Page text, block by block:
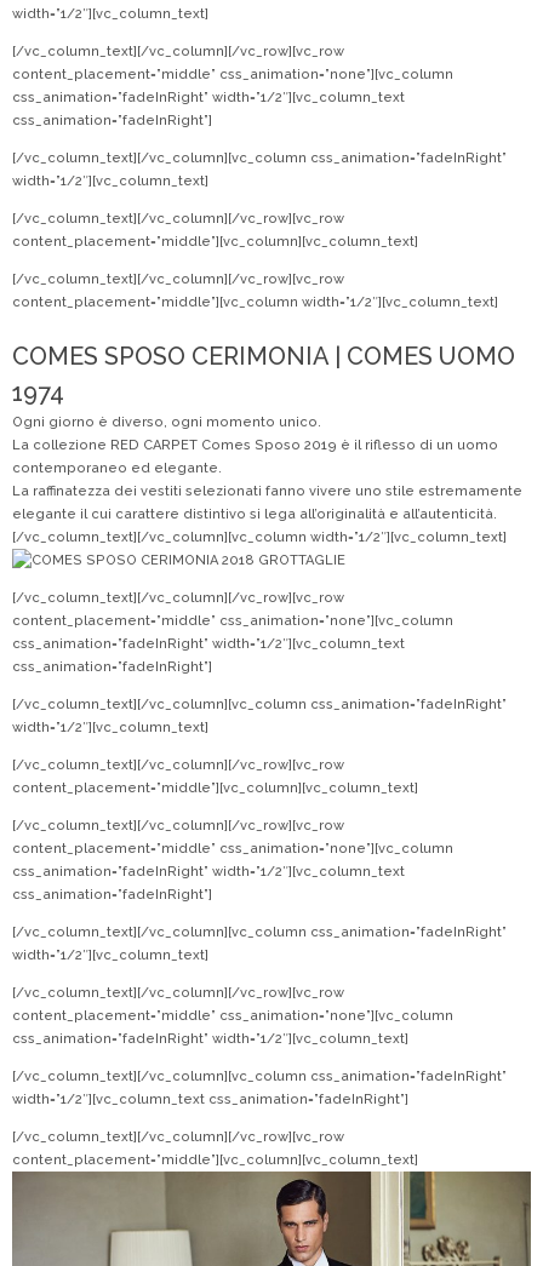
width=”1/2″][vc_column_text]
[/vc_column_text][/vc_column][/vc_row][vc_row
content_placement=”middle” css_animation=”none”][vc_column
css_animation=”fadeInRight” width=”1/2″][vc_column_text
css_animation=”fadeInRight”]
[/vc_column_text][/vc_column][vc_column css_animation=”fadeInRight”
width=”1/2″][vc_column_text]
[/vc_column_text][/vc_column][/vc_row][vc_row
content_placement=”middle”][vc_column][vc_column_text]
[/vc_column_text][/vc_column][/vc_row][vc_row
content_placement=”middle”][vc_column width=”1/2″][vc_column_text]
COMES SPOSO CERIMONIA | COMES UOMO
1974
Ogni giorno è diverso, ogni momento unico.
La collezione RED CARPET Comes Sposo 2019 è il riflesso di un uomo
contemporaneo ed elegante.
La raffinatezza dei vestiti selezionati fanno vivere uno stile estremamente
elegante il cui carattere distintivo si lega all’originalità e all’autenticità.
[/vc_column_text][/vc_column][vc_column width=”1/2″][vc_column_text]
[/vc_column_text][/vc_column][/vc_row][vc_row
content_placement=”middle” css_animation=”none”][vc_column
css_animation=”fadeInRight” width=”1/2″][vc_column_text
css_animation=”fadeInRight”]
[/vc_column_text][/vc_column][vc_column css_animation=”fadeInRight”
width=”1/2″][vc_column_text]
[/vc_column_text][/vc_column][/vc_row][vc_row
content_placement=”middle”][vc_column][vc_column_text]
[/vc_column_text][/vc_column][/vc_row][vc_row
content_placement=”middle” css_animation=”none”][vc_column
css_animation=”fadeInRight” width=”1/2″][vc_column_text
css_animation=”fadeInRight”]
[/vc_column_text][/vc_column][vc_column css_animation=”fadeInRight”
width=”1/2″][vc_column_text]
[/vc_column_text][/vc_column][/vc_row][vc_row
content_placement=”middle” css_animation=”none”][vc_column
css_animation=”fadeInRight” width=”1/2″][vc_column_text]
[/vc_column_text][/vc_column][vc_column css_animation=”fadeInRight”
width=”1/2″][vc_column_text css_animation=”fadeInRight”]
[/vc_column_text][/vc_column][/vc_row][vc_row
content_placement=”middle”][vc_column][vc_column_text]